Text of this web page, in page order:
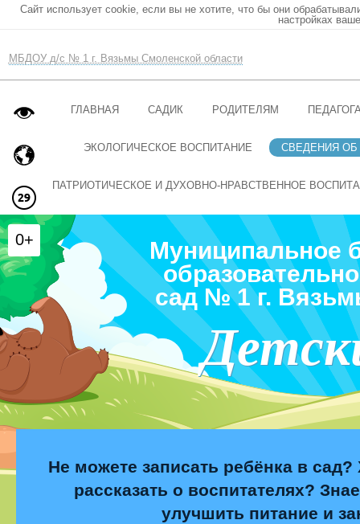
Сайт использует cookie, если вы не хотите, что бы они
настройках
МБДОУ д/с № 1 г. Вязьмы Смоленской области
ГЛАВНАЯ САДИК РОДИТЕЛЯМ
ЭКОЛОГИЧЕСКОЕ ВОСПИТАНИЕ СВЕДЕНИЯ ОБ
ПАТРИОТИЧЕСКОЕ И ДУХОВНО-НРАВСТВЕННОЕ
Муниципальное
сад № 1 г.
Не можете записать ребёнка в сад?
рассказать о воспитателях?
улучшить питание и
0+